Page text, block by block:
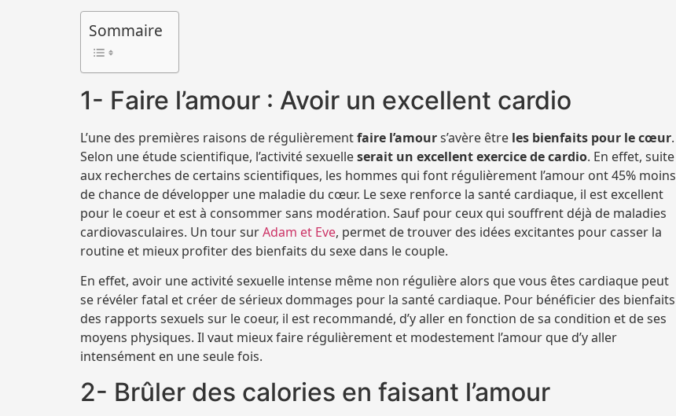
Sommaire
1- Faire l’amour : Avoir un excellent cardio
L’une des premières raisons de régulièrementfaire l’amours’avère être les bienfaits pour le cœur.
Selon une étude scientifique, l’activité sexuelleserait un excellent exercice de cardio. En effet, suite
aux recherches de certains scientifiques, les hommes qui font régulièrement l’amour ont 45% moins
de chance de développer une maladie du cœur. Le sexe renforce la santé cardiaque, il est excellent
pour le coeur et est à consommer sans modération. Sauf pour ceux qui souffrent déjà de maladies
cardiovasculaires. Un tour surAdam et Eve, permet de trouver des idées excitantes pour casser la
routine et mieux profiter des bienfaits du sexe dans le couple.
En effet, avoir une activité sexuelle intense même non régulière alors que vous êtes cardiaque peut
se révéler fatal et créer de sérieux dommages pour la santé cardiaque. Pour bénéficier des bienfaits
des rapports sexuels sur le coeur, il est recommandé, d’y aller en fonction de sa condition et de ses
moyens physiques. Il vaut mieux faire régulièrement et modestement l’amour que d’y aller
intensément en une seule fois.
2- Brûler des calories en faisant l’amour